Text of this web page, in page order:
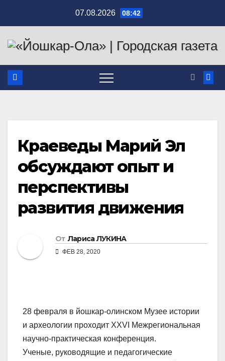
содержимому
07.08.2026 08:42
Краеведы Марий Эл
обсуждают опыт и
перспективы
развития движения
От Лариса ЛУКИНА
ФЕВ 28, 2020
28 февраля в йошкар-олинском Музее истории
и археологии проходит XXVI Межрегиональная
научно-практическая конференция.
Ученые, руководящие и педагогические